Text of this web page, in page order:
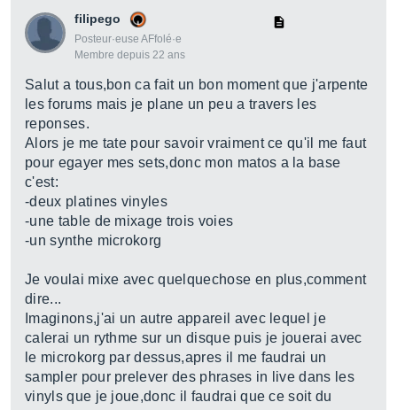
filipego
Posteur·euse AFfolé·e
Membre depuis 22 ans
Salut a tous,bon ca fait un bon moment que j'arpente
les forums mais je plane un peu a travers les
reponses.
Alors je me tate pour savoir vraiment ce qu'il me faut
pour egayer mes sets,donc mon matos a la base
c'est:
-deux platines vinyles
-une table de mixage trois voies
-un synthe microkorg
Je voulai mixe avec quelquechose en plus,comment
dire...
Imaginons,j'ai un autre appareil avec lequel je
calerai un rythme sur un disque puis je jouerai avec
le microkorg par dessus,apres il me faudrai un
sampler pour prelever des phrases in live dans les
vinyls que je joue,donc il faudrai que ce soit du